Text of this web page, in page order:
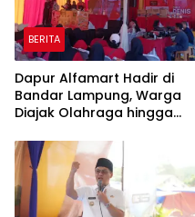
BERITA
Dapur Alfamart Hadir di
Bandar Lampung, Warga
Diajak Olahraga hingga